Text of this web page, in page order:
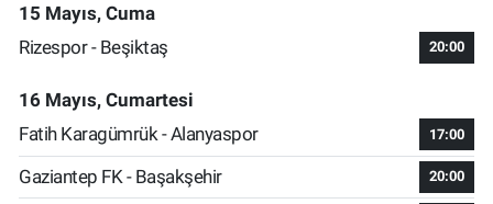
15 Mayıs, Cuma
Rizespor - Beşiktaş
20:00
16 Mayıs, Cumartesi
Fatih Karagümrük - Alanyaspor
17:00
Gaziantep FK - Başakşehir 20:00